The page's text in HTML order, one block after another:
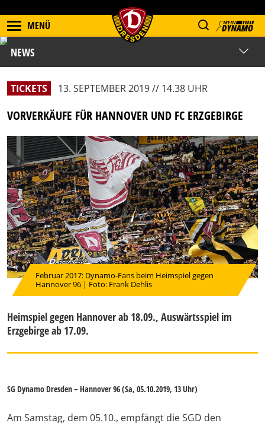
MENÜ
NEWS
TICKETS 13. SEPTEMBER 2019 // 14.38 UHR
VORVERKÄUFE FÜR HANNOVER UND FC ERZGEBIRGE
Februar 2017: Dynamo-Fans beim Heimspiel gegen
Hannover 96 | Foto: Frank Dehlis
Heimspiel gegen Hannover ab 18.09., Auswärtsspiel im
Erzgebirge ab 17.09.
SG Dynamo Dresden – Hannover 96 (Sa, 05.10.2019, 13 Uhr)
Am Samstag, dem 05.10., empfängt die SGD den